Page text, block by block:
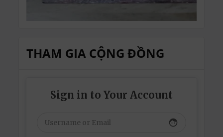
THAM GIA CỘNG ĐỒNG
Sign in to Your Account
face